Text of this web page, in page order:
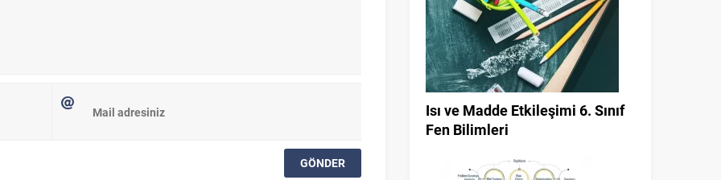
Isı ve Madde Etkileşimi 6. Sınıf
Fen Bilimleri